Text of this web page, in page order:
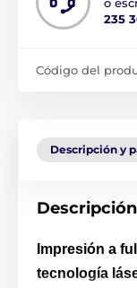
235
Código del
Descripción y
Impresión a
tecnología